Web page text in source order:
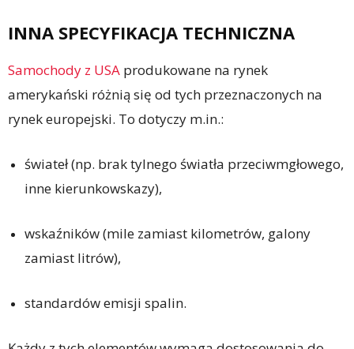
INNA SPECYFIKACJA TECHNICZNA
Samochody z USA produkowane na rynek
amerykański różnią się od tych przeznaczonych na
rynek europejski. To dotyczy m.in.:
świateł (np. brak tylnego światła przeciwmgłowego,
inne kierunkowskazy),
wskaźników (mile zamiast kilometrów, galony
zamiast litrów),
standardów emisji spalin.